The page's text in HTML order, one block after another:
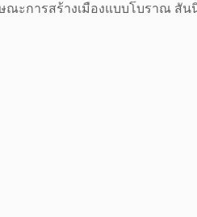
การสร้างเมืองแบบโบราณ สัน